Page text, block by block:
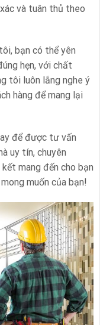
và tuân thủ theo
bạn có thể yên
hẹn, với chất
tôi luôn lắng nghe ý
hàng để mang lại
để được tư vấn
uy tín, chuyên
mang đến cho bạn
muốn của bạn!